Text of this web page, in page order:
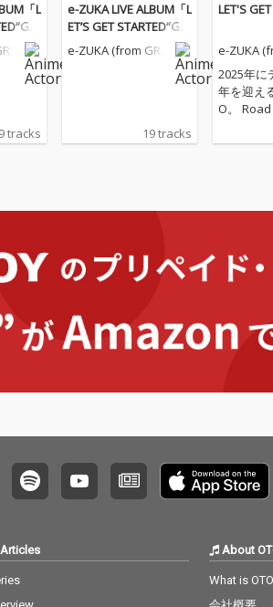
「L
tracks
e-ZUKA LIVE ALBUM「L
ET’S GET STARTED“GtH
Z!”2024」
e-ZUKA (from GRA
19 tracks
LET'S
e-ZUKA
2025年に
年を迎え
O。
掲げ、20
の展開か
(from
ーとし
界、ロッ
在であ
のソロア
ース！ メ
About
What is